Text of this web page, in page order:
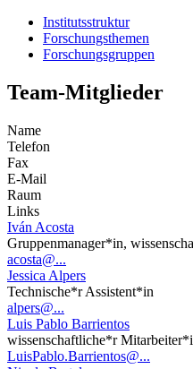
Institutsstruktur
Forschungsthemen
Forschungsgruppen
Team-Mitglieder
Name
Telefon
Fax
E-Mail
Raum
Links
Iván Acosta
Gruppenmanager*in,
acosta@...
Jessica Alpers
Technische*r Assistent*in
alpers@...
Luis Pablo Barrientos
wissenschaftliche*r
LuisPablo.Barrientos@...